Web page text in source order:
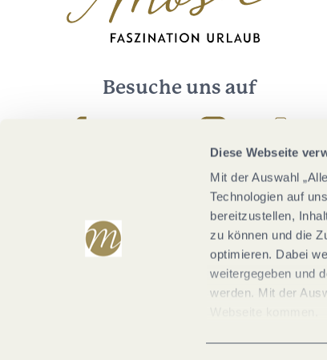
Diese Webseite
Mit der Auswahl
Technologien auf
bereitzustellen,
zu können und die
optimieren. Dabei
weitergegeben und
werden. Mit der
Besuche uns auf